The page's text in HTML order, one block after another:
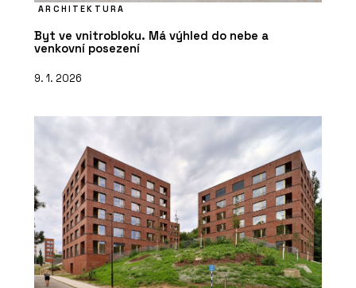
ARCHITEKTURA
Byt ve vnitrobloku. Má výhled do nebe a
venkovní posezení
9. 1. 2026